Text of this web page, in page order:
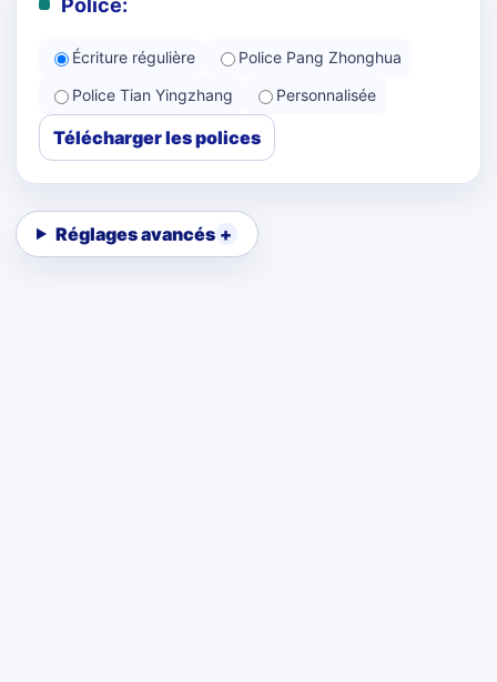
Police:
Écriture régulière
Police Pang Zhonghua
Police Tian Yingzhang
Personnalisée
Télécharger les polices
Réglages avancés